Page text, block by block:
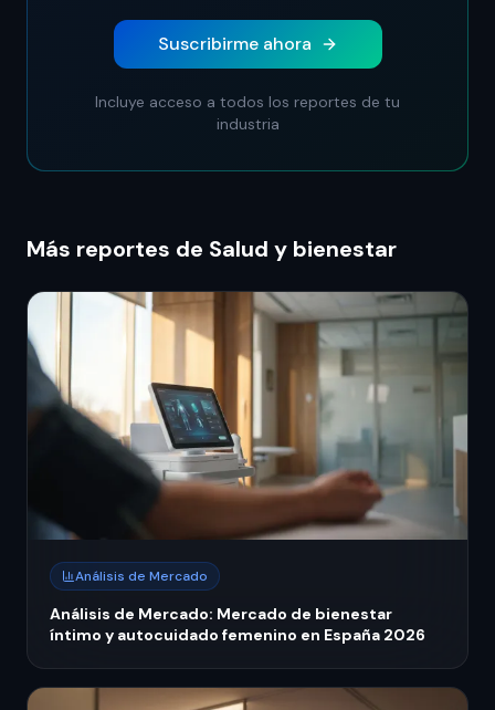
Suscribirme ahora
Incluye acceso a todos los reportes de tu
industria
Más reportes de Salud y bienestar
Análisis de Mercado
Análisis de Mercado: Mercado de bienestar
íntimo y autocuidado femenino en España 2026